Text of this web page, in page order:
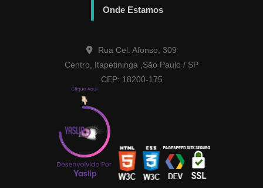
Onde Estamos
Rua Cel. Afonso, 309
Centro, Itapetininga ,São Paulo / SP
CEP: 18200-175